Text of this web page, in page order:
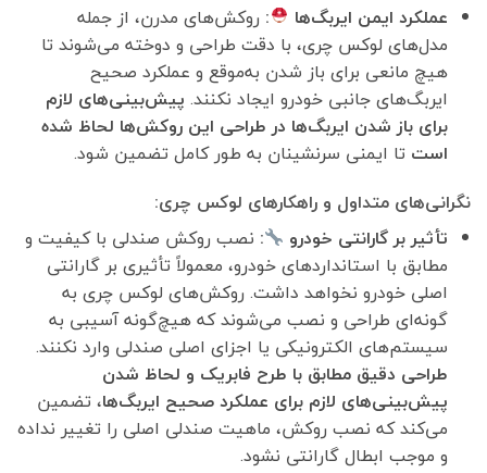
عملکرد ایمن ایربگ‌ها
: روکش‌های مدرن، از جمله
مدل‌های لوکس چری، با دقت طراحی و دوخته می‌شوند تا
هیچ مانعی برای باز شدن به‌موقع و عملکرد صحیح
ایربگ‌های جانبی خودرو ایجاد نکنند. پیش‌بینی‌های لازم
برای باز شدن ایربگ‌ها در طراحی این روکش‌ها لحاظ شده
است تا ایمنی سرنشینان به طور کامل تضمین شود.
نگرانی‌های متداول و راهکارهای لوکس چری:
تأثیر بر گارانتی خودرو
: نصب روکش صندلی با کیفیت و
مطابق با استانداردهای خودرو، معمولاً تأثیری بر گارانتی
اصلی خودرو نخواهد داشت. روکش‌های لوکس چری به
گونه‌ای طراحی و نصب می‌شوند که هیچ‌گونه آسیبی به
سیستم‌های الکترونیکی یا اجزای اصلی صندلی وارد نکنند.
طراحی دقیق مطابق با طرح فابریک و لحاظ شدن
پیش‌بینی‌های لازم برای عملکرد صحیح ایربگ‌ها، تضمین
می‌کند که نصب روکش، ماهیت صندلی اصلی را تغییر نداده
و موجب ابطال گارانتی نشود.